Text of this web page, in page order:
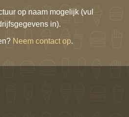
op naam mogelijk (vul
in).
Neem contact op.